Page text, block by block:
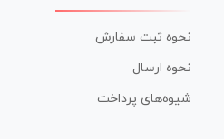
نحوه ثبت سفارش
نحوه ارسال
شیوه‌های پرداخت